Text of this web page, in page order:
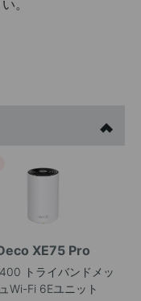
。
XE75 Pro
トライバンドメッ
Wi-Fi 6Eユニット